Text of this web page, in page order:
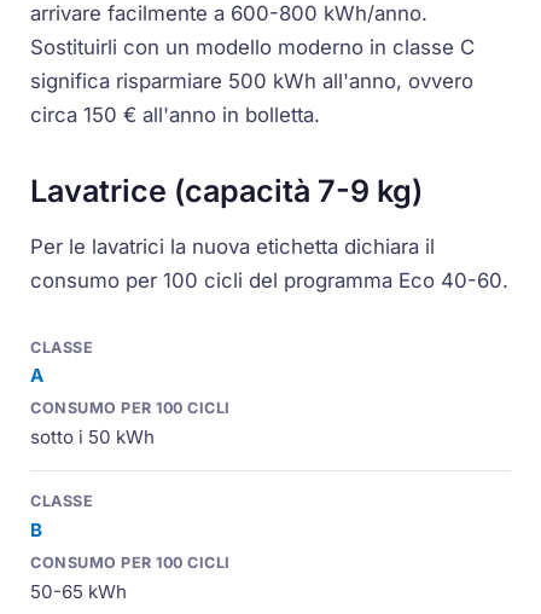
arrivare facilmente a 600-800 kWh/anno.
Sostituirli con un modello moderno in classe C
significa risparmiare 500 kWh all'anno, ovvero
circa 150 € all'anno in bolletta.
Lavatrice (capacità 7-9 kg)
Per le lavatrici la nuova etichetta dichiara il
consumo per 100 cicli del programma Eco 40-60.
A
sotto i 50 kWh
B
50-65 kWh